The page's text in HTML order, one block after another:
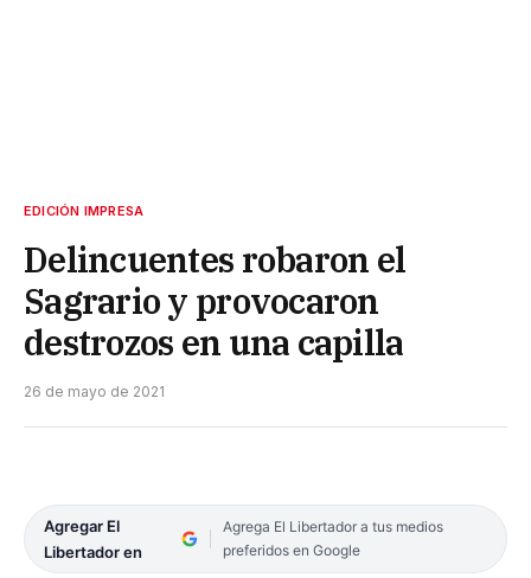
EDICIÓN IMPRESA
Delincuentes robaron el
Sagrario y provocaron
destrozos en una capilla
26 de mayo de 2021
Agregar El
Libertador en
Agrega El Libertador a tus medios
preferidos en Google